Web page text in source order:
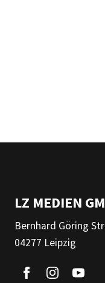
LZ MEDIEN
Bernhard Göring
04277 Leipzig